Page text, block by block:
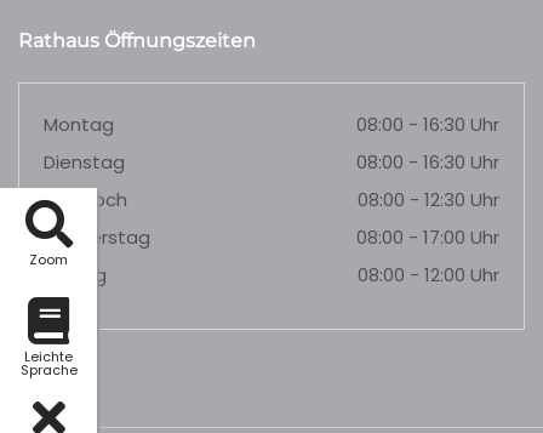
Zoom
Leichte
Sprache
Rathaus Öffnungszeiten
Montag
08:00 - 16:30 Uhr
Dienstag
08:00 - 16:30 Uhr
Mittwoch
08:00 - 12:30 Uhr
Donnerstag
08:00 - 17:00 Uhr
Freitag
08:00 - 12:00 Uhr